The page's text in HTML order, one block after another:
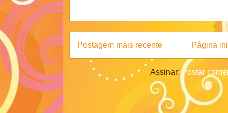
Postagem mais recente Página
Assinar:Postar